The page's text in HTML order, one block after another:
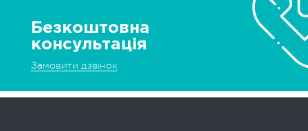
Безкоштовна
консультація
Замовити дзвінок